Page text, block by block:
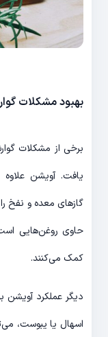
بهبود مشکلات
برخی از مشکلات
یافت. آویشن
گازهای معده و نفخ
حاوی روغن‌هایی
کمک می‌کنند.
دیگر عملکرد
اسهال یا یبوست،